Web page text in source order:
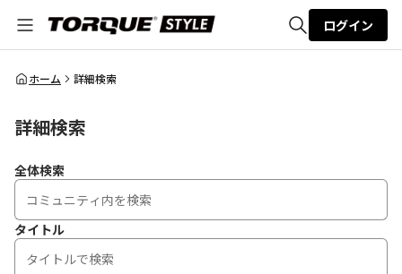
全体検索
ログイン
ホーム 詳細検索
詳細検索
全体検索
タイトル